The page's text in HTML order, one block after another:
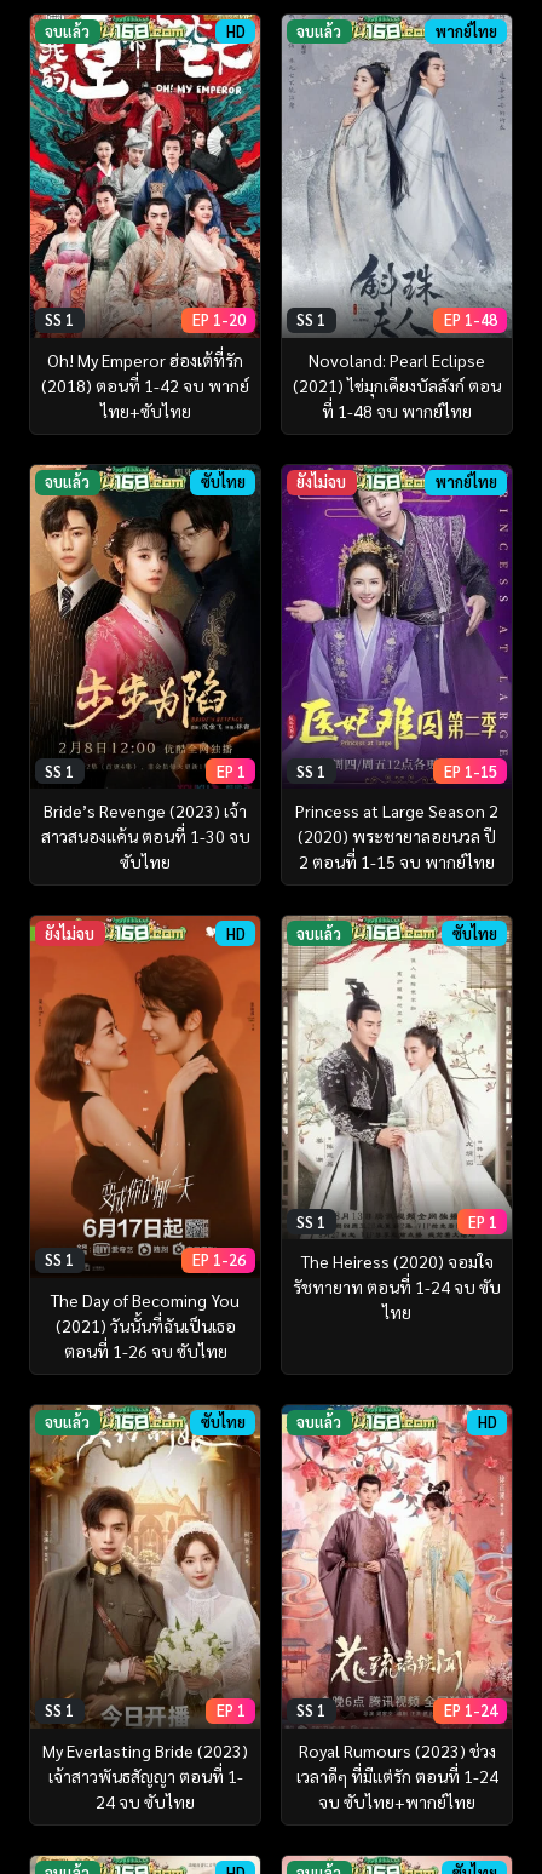
จบแล้ว HD
SS 1 EP 1-20
Oh! My Emperor ฮ่องเต้ที่รัก
(2018) ตอนที่ 1-42 จบ พากย์
ไทย+ซับไทย
จบแล้ว พากย์ไทย
SS 1 EP 1-48
Novoland: Pearl Eclipse
(2021) ไข่มุกเคียงบัลลังก์ ตอน
ที่ 1-48 จบ พากย์ไทย
จบแล้ว ซับไทย
SS 1 EP 1
Bride’s Revenge (2023) เจ้า
สาวสนองแค้น ตอนที่ 1-30 จบ
ซับไทย
ยังไม่จบ พากย์ไทย
SS 1 EP 1-15
Princess at Large Season 2
(2020) พระชายาลอยนวล ปี
2 ตอนที่ 1-15 จบ พากย์ไทย
ยังไม่จบ HD
SS 1 EP 1-26
The Day of Becoming You
(2021) วันนั้นที่ฉันเป็นเธอ
ตอนที่ 1-26 จบ ซับไทย
จบแล้ว ซับไทย
SS 1 EP 1
The Heiress (2020) จอมใจ
รัชทายาท ตอนที่ 1-24 จบ ซับ
ไทย
จบแล้ว ซับไทย
SS 1 EP 1
My Everlasting Bride (2023)
เจ้าสาวพันธสัญญา ตอนที่ 1-
24 จบ ซับไทย
จบแล้ว HD
SS 1 EP 1-24
Royal Rumours (2023) ช่วง
เวลาดีๆ ที่มีแต่รัก ตอนที่ 1-24
จบ ซับไทย+พากย์ไทย